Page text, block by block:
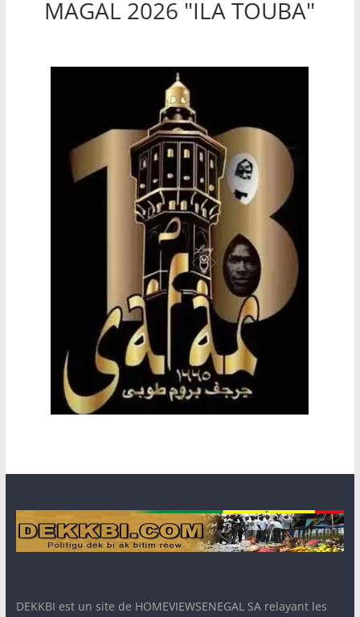
MAGAL 2026 "ILA TOUBA"
DEKKBI est un site de HOMEVIEWSENEGAL SA relayant les